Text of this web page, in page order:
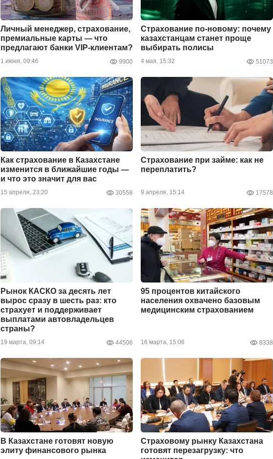
Личный менеджер, страхование,
премиальные карты — что
предлагают банки VIP-клиентам?
1 июня, 09:46 9900
Страхование по-новому: почему
казахстанцам станет проще
выбирать полисы
4 мая, 15:32 51073
Как страхование в Казахстане
изменится в ближайшие годы —
и что это значит для вас
15 апреля, 23:20 30558
Страхование при займе: как не
переплатить?
9 апреля, 15:14 17578
Рынок КАСКО за десять лет
вырос сразу в шесть раз: кто
страхует и поддерживает
выплатами автовладельцев
страны?
19 марта, 09:14 44506
95 процентов китайского
населения охвачено базовым
медицинским страхованием
16 марта, 15:06 8338
В Казахстане готовят новую
элиту финансового рынка
Страховому рынку Казахстана
готовят перезагрузку: что